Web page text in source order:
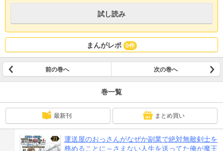
試し読み
まんがレポ 0件
前の巻へ 次の巻へ
巻一覧
最新刊 まとめ買い
運送屋のおっさんがなぜか副業で絶対無敵剣士を
務めることに～さえない人生を送ってた俺が魔王